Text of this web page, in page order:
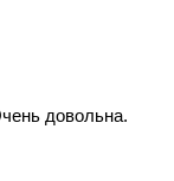
довольна.